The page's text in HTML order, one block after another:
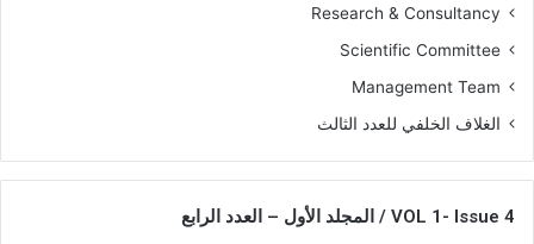
Research & Consultancy
Scientific Committee
Management Team
الغلاف الخلفي للعدد الثالث
VOL 1- Issue 4 / المجلد الأول – العدد الرابع